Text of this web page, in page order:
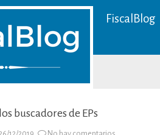
FiscalBlog
buscadores de EPs